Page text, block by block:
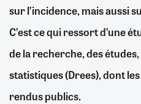
sur l’incidence, mais aussi
C’est ce qui ressort d’une
de la recherche, des
statistiques (Drees), dont
rendus publics.